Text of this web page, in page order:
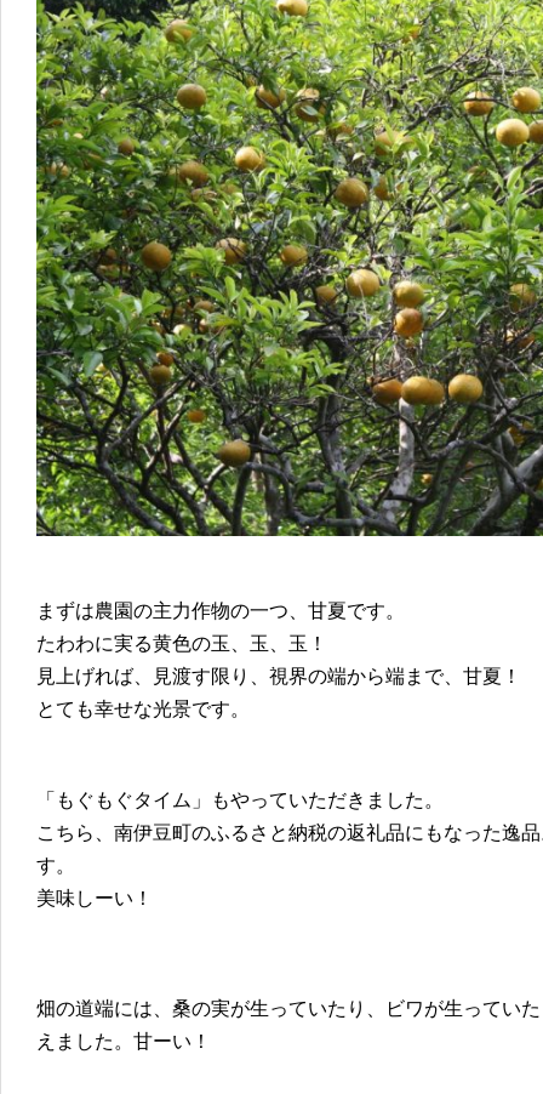
まずは農園の主力作物の一つ、甘夏です。
たわわに実る黄色の玉、玉、玉！
見上げれば、見渡す限り、視界の端から端まで、甘夏！
とても幸せな光景です。
「もぐもぐタイム」もやっていただきました。
こちら、南伊豆町のふるさと納税の返礼品にもなった逸
す。
美味しーい！
畑の道端には、桑の実が生っていたり、ビワが生ってい
えました。甘ーい！